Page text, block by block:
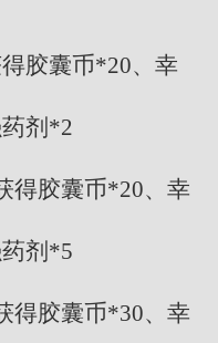
胶囊币*20、幸
剂*2
得胶囊币*20、幸
剂*5
得胶囊币*30、幸